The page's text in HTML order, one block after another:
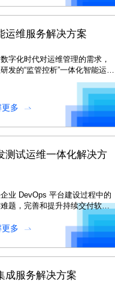
运维服务解决方案
字化时代对运维管理的需求，
发的“监管控析”一体化智能运维
更多
测试运维一体化解决方
业 DevOps 平台建设过程中的
题，完善和提升持续交付软件
服务的能力，有效的支撑和引领
发展。
更多
成服务解决方案